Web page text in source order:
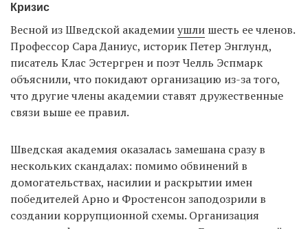
Кризис
Весной из Шведской академииушли шесть ее членов.
Профессор Сара Даниус, историк Петер Энглунд,
писатель Клас Эстергрен и поэт Челль Эспмарк
объяснили, что покидают организацию из-за того,
что другие члены академии ставят дружественные
связи выше ее правил.
Шведская академия оказалась замешана сразу в
нескольких скандалах: помимо обвинений в
домогательствах, насилии и раскрытии имен
победителей Арно и Фростенсон заподозрили в
создании коррупционной схемы. Организация